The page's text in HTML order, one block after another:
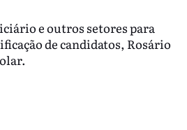
e outros setores para
de candidatos, Rosário